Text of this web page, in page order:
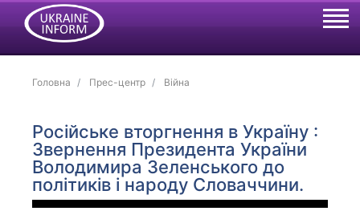
Головна Прес-центр Війна
Російське вторгнення в Україну :
Звернення Президента України
Володимира Зеленського до
політиків і народу Словаччини.